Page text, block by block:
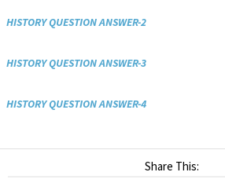
HISTORY QUESTION ANSWER-2
HISTORY QUESTION ANSWER-3
HISTORY QUESTION ANSWER-4
Share This: